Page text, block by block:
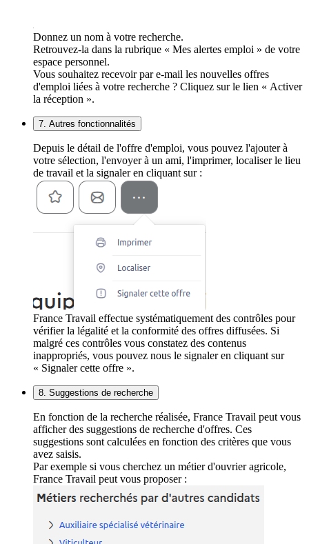
Donnez un nom à votre recherche.
Retrouvez-la dans la rubrique « Mes alertes emploi » de votre
espace personnel.
Vous souhaitez recevoir par e-mail les nouvelles offres
d'emploi liées à votre recherche ? Cliquez sur le lien « Activer
la réception ».
7. Autres fonctionnalités
Depuis le détail de l'offre d'emploi, vous pouvez l'ajouter à
votre sélection, l'envoyer à un ami, l'imprimer, localiser le lieu
de travail et la signaler en cliquant sur :
France Travail effectue systématiquement des contrôles pour
vérifier la légalité et la conformité des offres diffusées. Si
malgré ces contrôles vous constatez des contenus
inappropriés, vous pouvez nous le signaler en cliquant sur
« Signaler cette offre ».
8. Suggestions de recherche
En fonction de la recherche réalisée, France Travail peut vous
afficher des suggestions de recherche d'offres. Ces
suggestions sont calculées en fonction des critères que vous
avez saisis.
Par exemple si vous cherchez un métier d'ouvrier agricole,
France Travail peut vous proposer :